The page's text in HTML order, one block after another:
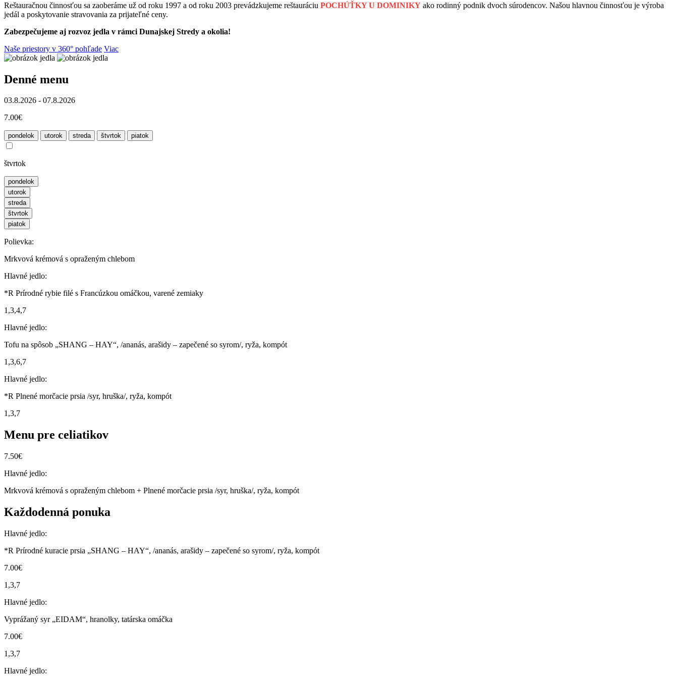
Reštauračnou činnosťou sa zaoberáme už od roku 1997 a od roku 2003 prevádzkujeme reštauráciu POCHÚŤKY U DOMINIKY ako rodinný podnik dvoch súrodencov. Našou hlavnou činnosťou je výroba
jedál a poskytovanie stravovania za prijateľné ceny.
Zabezpečujeme aj rozvoz jedla v rámci Dunajskej Stredy a okolia!
Naše priestory v 360° pohľade Viac
Denné menu
03.8.2026 - 07.8.2026
7.00€
pondelok utorok streda štvrtok piatok
štvrtok
pondelok
utorok
streda
štvrtok
piatok
Polievka:
Mrkvová krémová s opraženým chlebom
Hlavné jedlo:
*R Prírodné rybie filé s Francúzkou omáčkou, varené zemiaky
1,3,4,7
Hlavné jedlo:
Tofu na spôsob „SHANG – HAY“, /ananás, arašidy – zapečené so syrom/, ryža, kompót
1,3,6,7
Hlavné jedlo:
*R Plnené morčacie prsia /syr, hruška/, ryža, kompót
1,3,7
Menu pre celiatikov
7.50€
Hlavné jedlo:
Mrkvová krémová s opraženým chlebom + Plnené morčacie prsia /syr, hruška/, ryža, kompót
Každodenná ponuka
Hlavné jedlo:
*R Prírodné kuracie prsia „SHANG – HAY“, /ananás, arašidy – zapečené so syrom/, ryža, kompót
7.00€
1,3,7
Hlavné jedlo:
Vyprážaný syr „EIDAM“, hranolky, tatárska omáčka
7.00€
1,3,7
Hlavné jedlo: